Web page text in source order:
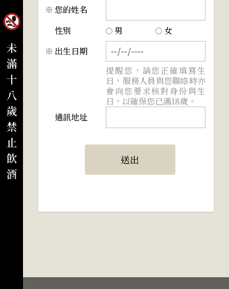
您的姓名
性別
男
女
出生日期
提醒您，請您正確填寫生
日，服務人員與您聯絡時亦
會向您要求核對身份與生
日，以確保您已滿18歲。
通訊地址
送出